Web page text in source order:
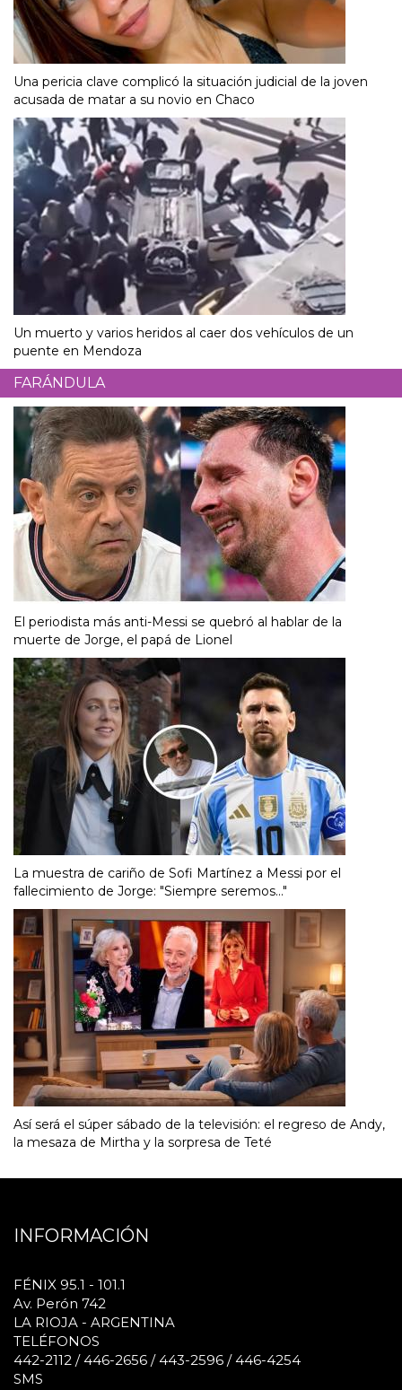
Una pericia clave complicó la situación judicial de la joven
acusada de matar a su novio en Chaco
Un muerto y varios heridos al caer dos vehículos de un
puente en Mendoza
FARÁNDULA
El periodista más anti-Messi se quebró al hablar de la
muerte de Jorge, el papá de Lionel
La muestra de cariño de Sofi Martínez a Messi por el
fallecimiento de Jorge: "Siempre seremos..."
Así será el súper sábado de la televisión: el regreso de Andy,
la mesaza de Mirtha y la sorpresa de Teté
INFORMACIÓN
FÉNIX 95.1 - 101.1
Av. Perón 742
LA RIOJA - ARGENTINA
TELÉFONOS
442-2112 / 446-2656 / 443-2596 / 446-4254
SMS